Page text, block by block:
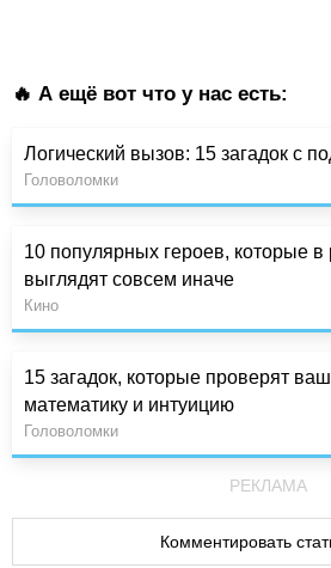
🔥 А ещё вот что у нас есть:
Логический вызов: 15 загадок с
Головоломки
10 популярных героев, которые в
выглядят совсем иначе
Кино
15 загадок, которые проверят
математику и интуицию
Головоломки
РЕКЛАМА
Комментировать